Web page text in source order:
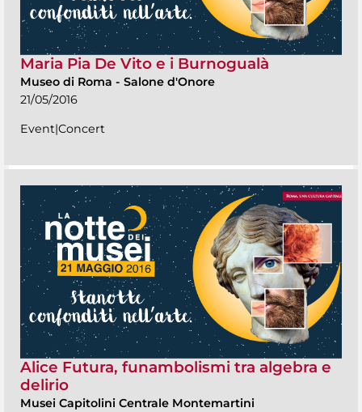
Maria Pia De Vito e i Burnogualà
Museo di Roma - Salone d'Onore
21/05/2016
Event|Concert
Alice Futura, funambolismi tra algebra e
delirio
Musei Capitolini Centrale Montemartini